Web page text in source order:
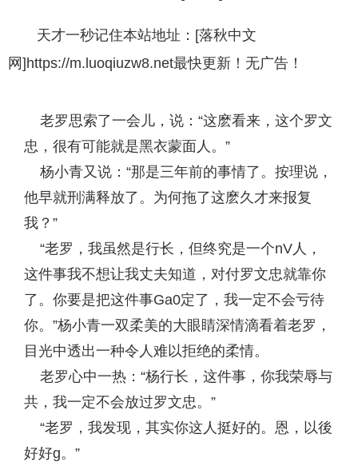
天才一秒记住本站地址：[落秋中文
网]https://m.luoqiuzw8.net最快更新！无广告！
老罗思索了一会儿，说：“这麽看来，这个罗文
忠，很有可能就是黑衣蒙面人。”
杨小青又说：“那是三年前的事情了。按理说，
他早就刑满释放了。为何拖了这麽久才来报复
我？”
“老罗，我虽然是行长，但终究是一个nV人，
这件事我不想让我丈夫知道，对付罗文忠就靠你
了。你要是把这件事Ga0定了，我一定不会亏待
你。”杨小青一双柔美的大眼睛深情滴看着老罗，
目光中透出一种令人难以拒绝的柔情。
老罗心中一热：“杨行长，这件事，你我荣辱与
共，我一定不会放过罗文忠。”
“老罗，我发现，其实你这人挺好的。恩，以後
好好g。”